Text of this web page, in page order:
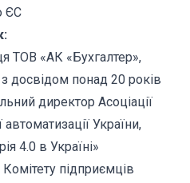
ЄС
ТОВ «АК «Бухгалтер»,
досвідом понад 20 років
директор Асоціації
України,
4.0 в Україні»
підприємців